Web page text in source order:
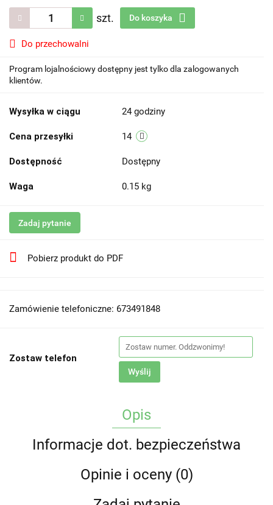
szt. Do koszyka
Do przechowalni
Program lojalnościowy dostępny jest tylko dla zalogowanych
klientów.
Wysyłka w ciągu 24 godziny
Cena przesyłki 14
Dostępność Dostępny
Waga 0.15 kg
Zadaj pytanie
Pobierz produkt do PDF
Zamówienie telefoniczne: 673491848
Zostaw telefon
Wyślij
Opis
Informacje dot. bezpieczeństwa
Opinie i oceny (0)